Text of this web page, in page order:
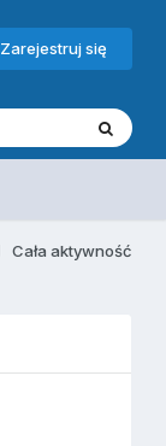
Zarejestruj się
Cała aktywność